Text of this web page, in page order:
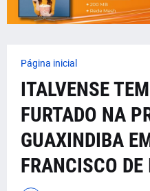
Página inicial
ITALVENSE
FURTADO NA
GUAXINDIBA
FRANCISCO